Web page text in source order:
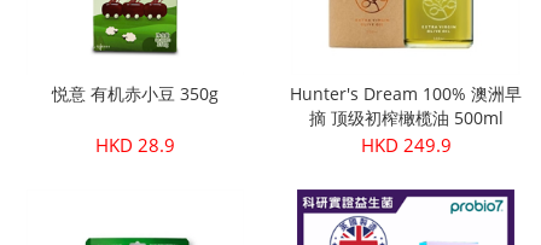
悦意 有机赤小豆 350g
HKD 28.9
Hunter's Dream 100% 澳洲早
摘 顶级初榨橄榄油 500ml
HKD 249.9